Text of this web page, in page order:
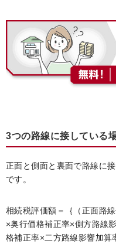
3つの路線に接している
正面と側面と裏面で路線に
です。
相続税評価額＝｛（正面路
×奥行価格補正率×側方路線
格補正率×二方路線影響加算